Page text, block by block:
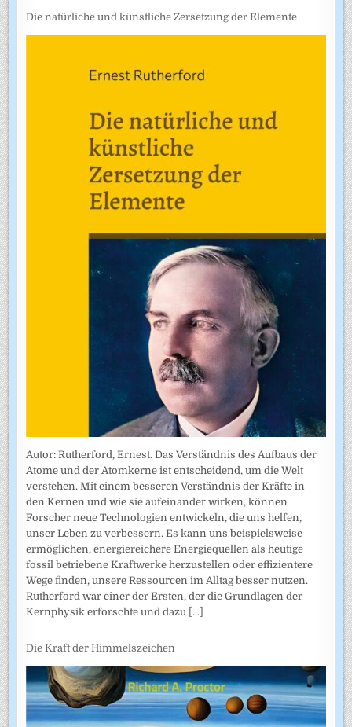
Die natürliche und künstliche Zersetzung der Elemente
Autor: Rutherford, Ernest. Das Verständnis des Aufbaus der
Atome und der Atomkerne ist entscheidend, um die Welt
verstehen. Mit einem besseren Verständnis der Kräfte in
den Kernen und wie sie aufeinander wirken, können
Forscher neue Technologien entwickeln, die uns helfen,
unser Leben zu verbessern. Es kann uns beispielsweise
ermöglichen, energiereichere Energiequellen als heutige
fossil betriebene Kraftwerke herzustellen oder effizientere
Wege finden, unsere Ressourcen im Alltag besser nutzen.
Rutherford war einer der Ersten, der die Grundlagen der
Kernphysik erforschte und dazu [...]
Die Kraft der Himmelszeichen